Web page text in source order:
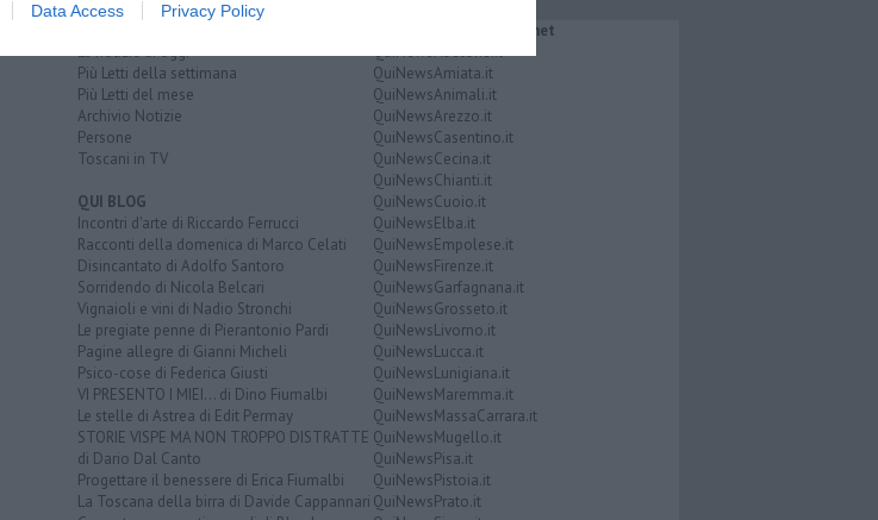
Data Access Privacy Policy
Le notizie di oggi
Più Letti della settimana
Più Letti del mese
Archivio Notizie
Persone
Toscani in TV
QUI BLOG
Incontri d'arte di Riccardo Ferrucci
Racconti della domenica di Marco Celati
Disincantato di Adolfo Santoro
Sorridendo di Nicola Belcari
Vignaioli e vini di Nadio Stronchi
Le pregiate penne di Pierantonio Pardi
Pagine allegre di Gianni Micheli
Psico-cose di Federica Giusti
VI PRESENTO I MIEI... di Dino Fiumalbi
Le stelle di Astrea di Edit Permay
STORIE VISPE MA NON TROPPO DISTRATTE
di Dario Dal Canto
Progettare il benessere di Erica Fiumalbi
La Toscana della birra di Davide Cappannari
IL NETWORK QuiNews.net
QuiNewsAbetone.it
QuiNewsAmiata.it
QuiNewsAnimali.it
QuiNewsArezzo.it
QuiNewsCasentino.it
QuiNewsCecina.it
QuiNewsChianti.it
QuiNewsCuoio.it
QuiNewsElba.it
QuiNewsEmpolese.it
QuiNewsFirenze.it
QuiNewsGarfagnana.it
QuiNewsGrosseto.it
QuiNewsLivorno.it
QuiNewsLucca.it
QuiNewsLunigiana.it
QuiNewsMaremma.it
QuiNewsMassaCarrara.it
QuiNewsMugello.it
QuiNewsPisa.it
QuiNewsPistoia.it
QuiNewsPrato.it